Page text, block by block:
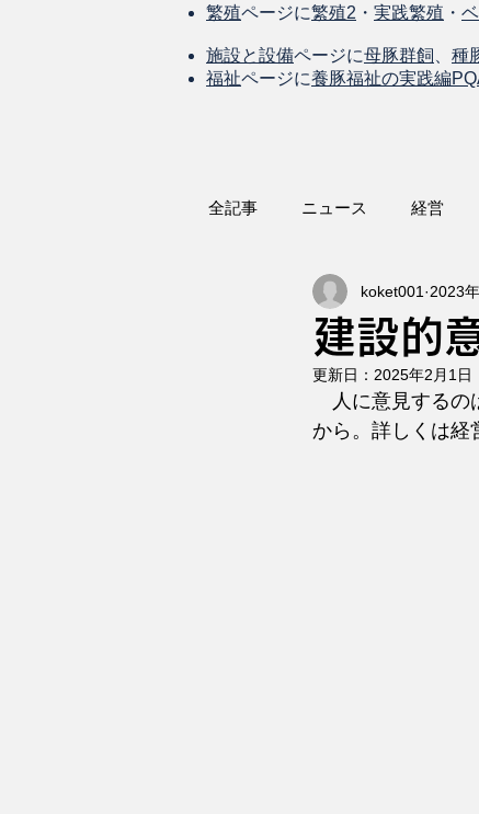
繁殖ページに繁殖2 ・ 実践繁殖 ・
施設と設備ページに母豚群飼 種
福祉ページに養豚福祉の実践編
全記事 ニュース 経営
建設的
koket001 2023
更新日： 2025年2月1日
人に意見するの
から。詳しくは経